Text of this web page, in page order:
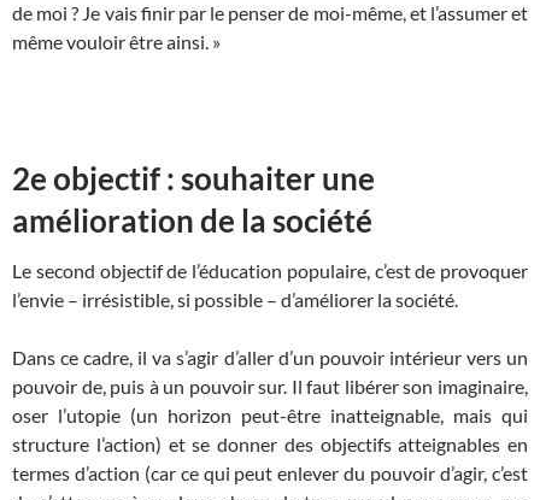
de moi ? Je vais finir par le penser de moi-même, et l’assumer et
même vouloir être ainsi. »
2e objectif : souhaiter une
amélioration de la société
Le second objectif de l’éducation populaire, c’est de provoquer
l’envie – irrésistible, si possible – d’améliorer la société.
Dans ce cadre, il va s’agir d’aller d’un pouvoir intérieur vers un
pouvoir de, puis à un pouvoir sur. Il faut libérer son imaginaire,
oser l’utopie (un horizon peut-être inatteignable, mais qui
structure l’action) et se donner des objectifs atteignables en
termes d’action (car ce qui peut enlever du pouvoir d’agir, c’est